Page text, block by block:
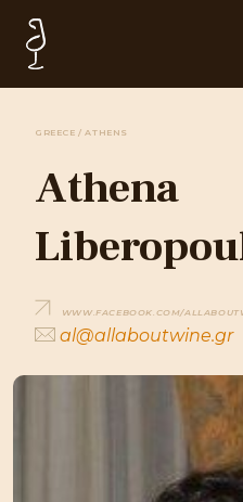
GREECE / ATHENS
Athena
WWW.FACEBOOK.COM/
al@allaboutwine.gr